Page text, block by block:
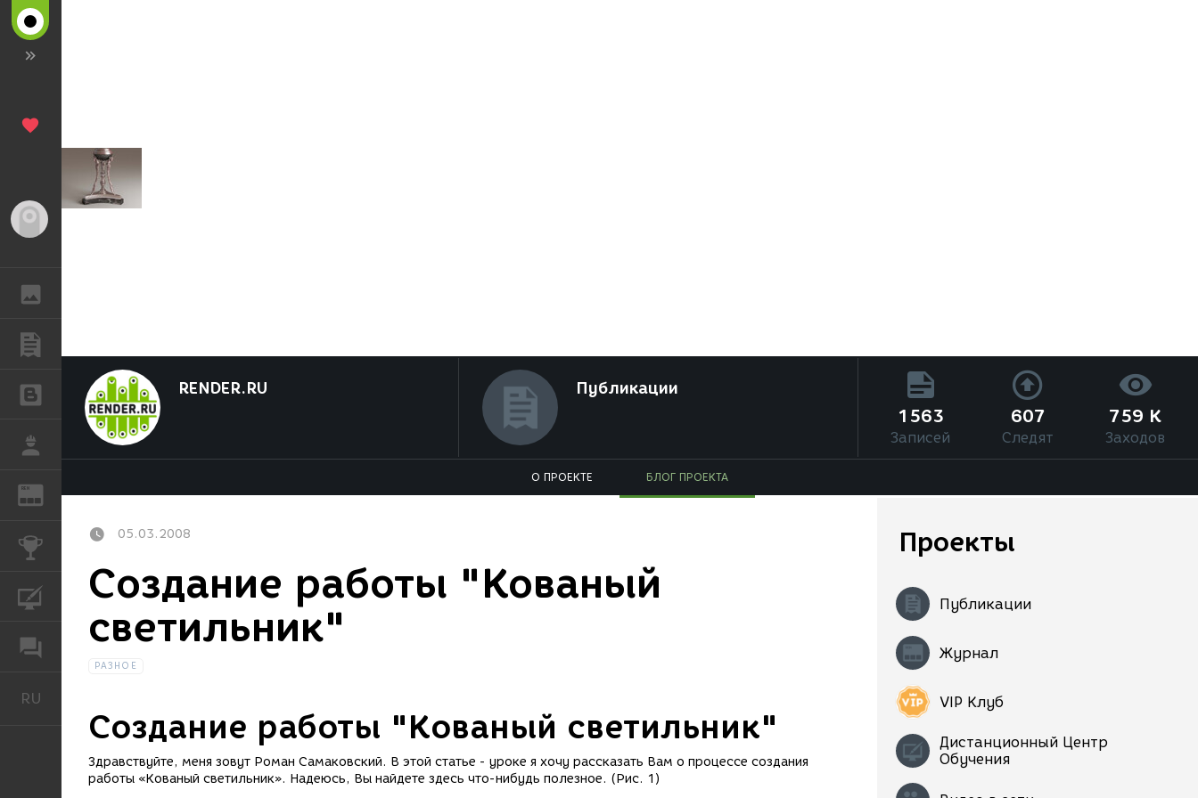
БЛОГИ
РАБОТА
REN ЖУРНАЛ
КОНКУРСЫ
КУРСЫ
ФОРУМ
RU
RENDER.RU Публикации
1563
Записей
607
Следят
759 K
Заходов
О ПРОЕКТЕ БЛОГ ПРОЕКТА
Проекты
Публикации
Журнал
VIP Клуб
Дистанционный Центр
Обучения
05.03.2008
Создание работы "Кованый
светильник"
РАЗНОЕ
Создание работы "Кованый светильник"
Здравствуйте, меня зовут Роман Самаковский. В этой статье - уроке я хочу рассказать Вам о процессе создания
работы «Кованый светильник». Надеюсь, Вы найдете здесь что-нибудь полезное. (Рис. 1)